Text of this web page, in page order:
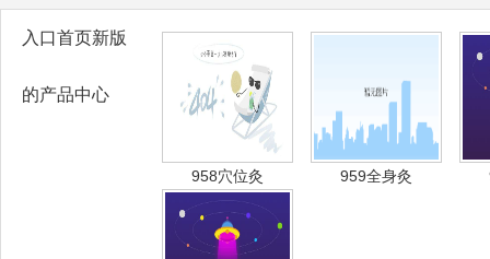
入口首页新版
的产品中心
958穴位灸 959全身灸